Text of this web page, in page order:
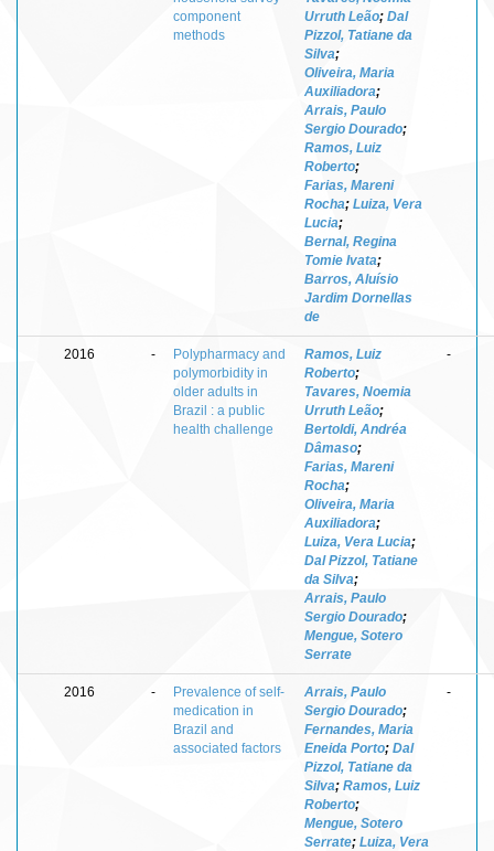
component
methods
Urruth Leão; Dal
Pizzol, Tatiane da
Silva;
Oliveira, Maria
Auxiliadora;
Arrais, Paulo
Sergio Dourado;
Ramos, Luiz
Roberto;
Farias, Mareni
Rocha; Luiza, Vera
Lucia;
Bernal, Regina
Tomie Ivata;
Barros, Aluísio
Jardim Dornellas
de
2016 -
Polypharmacy and
polymorbidity in
older adults in
Brazil : a public
health challenge
Ramos, Luiz
Roberto;
Tavares, Noemia
Urruth Leão;
Bertoldi, Andréa
Dâmaso;
Farias, Mareni
Rocha;
Oliveira, Maria
Auxiliadora;
Luiza, Vera Lucia;
Dal Pizzol, Tatiane
da Silva;
Arrais, Paulo
Sergio Dourado;
Mengue, Sotero
Serrate
-
2016 -
Prevalence of self-
medication in
Brazil and
associated factors
Arrais, Paulo
Sergio Dourado;
Fernandes, Maria
Eneida Porto; Dal
Pizzol, Tatiane da
Silva; Ramos, Luiz
Roberto;
Mengue, Sotero
Serrate; Luiza, Vera
-